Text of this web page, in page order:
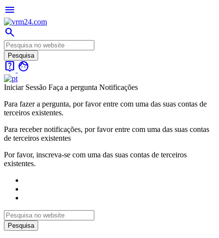
menu
search
live_help face
Iniciar Sessão Faça a pergunta Notificações
Para fazer a pergunta, por favor entre com uma das suas contas de
terceiros existentes.
Para receber notificações, por favor entre com uma das suas contas
de terceiros existentes
Por favor, inscreva-se com uma das suas contas de terceiros
existentes.